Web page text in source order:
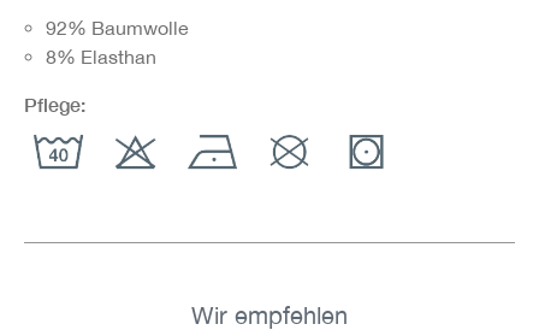
92% Baumwolle
8% Elasthan
Pflege:
Wir empfehlen